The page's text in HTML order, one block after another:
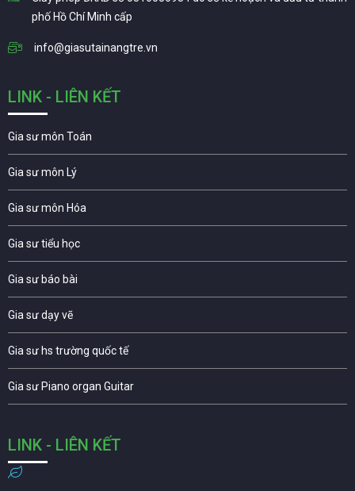
phố Hồ Chí Minh cấp
info@giasutainangtre.vn
LINK - LIÊN KẾT
Gia sư môn Toán
Gia sư môn Lý
Gia sư môn Hóa
Gia sư tiểu học
Gia sư báo bài
Gia sư dạy vẽ
Gia sư hs trường quốc tế
Gia sư Piano organ Guitar
LINK - LIÊN KẾT